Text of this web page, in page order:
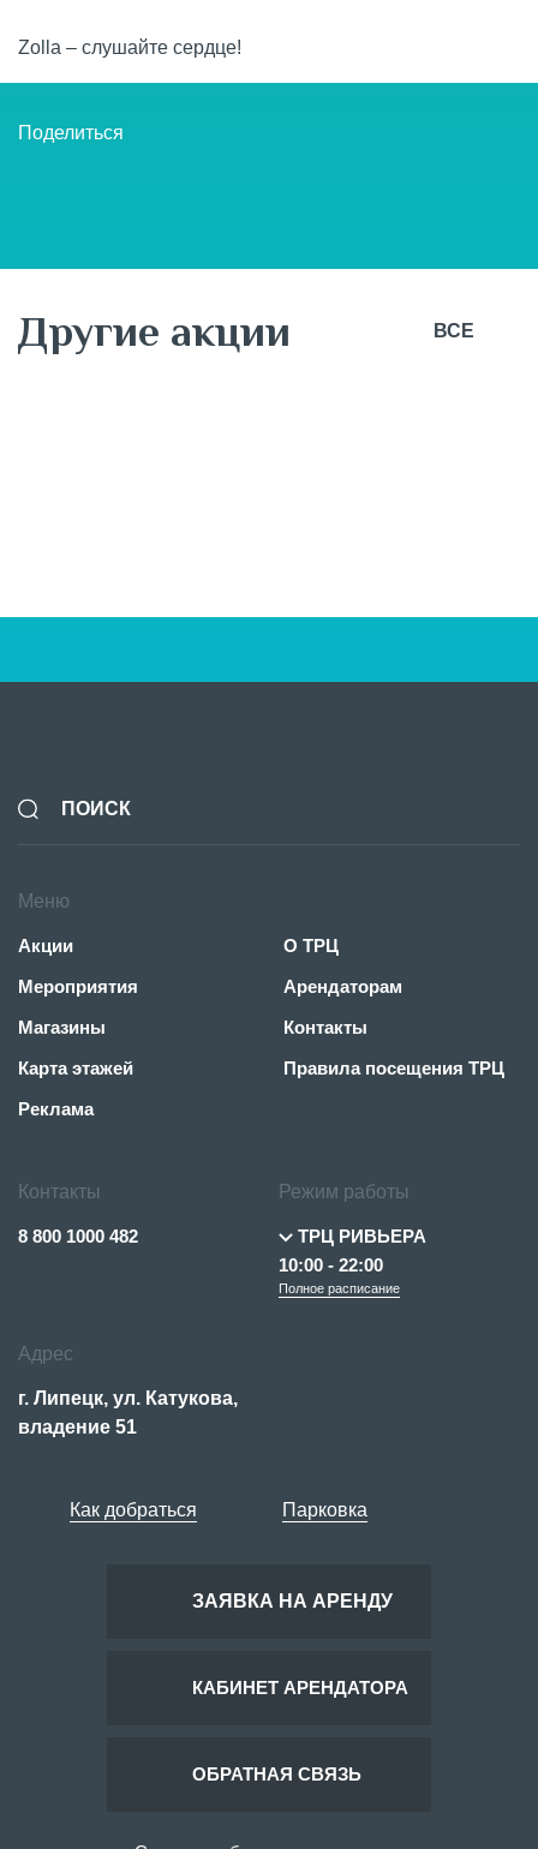
Zolla – слушайте сердце!
Поделиться
Другие акции ВСЕ
Адрес
г. Липецк, ул. Катукова,
владение 51
Как добраться Парковка
ЗАЯВКА НА АРЕНДУ
Контакты
8 800 1000 482
Режим работы
ТРЦ РИВЬЕРА
10:00 - 22:00
Полное расписание
Меню
Акции
Мероприятия
Магазины
Карта этажей
Реклама
О ТРЦ
Арендаторам
Контакты
Правила посещения ТРЦ
КАБИНЕТ АРЕНДАТОРА
ОБРАТНАЯ СВЯЗЬ